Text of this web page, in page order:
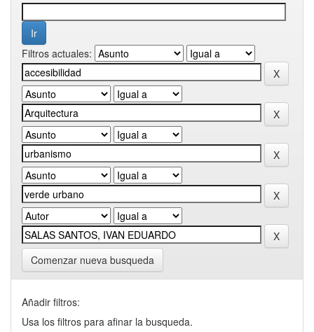
Filtros actuales:
Comenzar nueva busqueda
Añadir filtros:
Usa los filtros para afinar la busqueda.